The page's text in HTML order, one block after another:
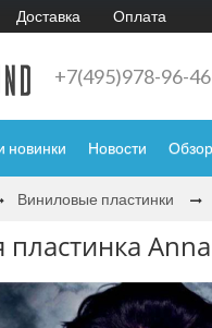
Доставка Оплата
+7(495)978-96-46
новинки Новости
Виниловые пластинки